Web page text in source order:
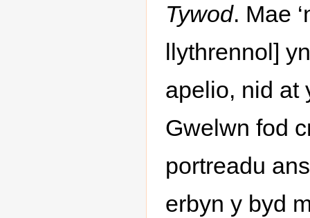
Tywod. Mae
llythrennol]
apelio, nid at
Gwelwn fod
portreadu
erbyn y byd